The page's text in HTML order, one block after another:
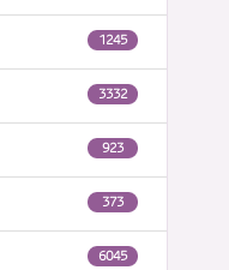
1245
3332
923
373
6045